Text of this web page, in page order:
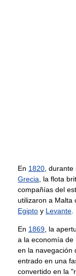
En 1820 , durante
Grecia , la flota
compañías del
utilizaron a Malta
Egipto y Levante
En 1869 , la
a la economía de
en la navegación
entrado en una
convertido en la